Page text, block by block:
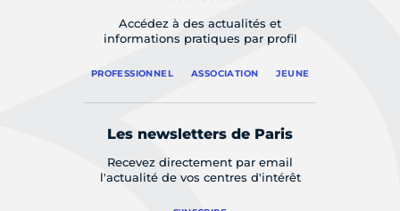
Accédez à des actualités et
informations pratiques par profil
PROFESSIONNEL ASSOCIATION JEUNE
Les newsletters de Paris
Recevez directement par email
l'actualité de vos centres d'intérêt